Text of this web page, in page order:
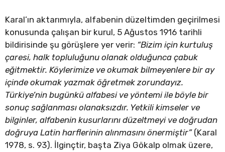
Karal’ın aktarımıyla, alfabenin düzeltimden geçirilmesi
konusunda çalışan bir kurul, 5 Ağustos 1916 tarihli
bildirisinde şu görüşlere yer verir: “Bizim için kurtuluş
çaresi, halk topluluğunu olanak olduğunca çabuk
eğitmektir. Köylerimize ve okumak bilmeyenlere bir ay
içinde okumak yazmak öğretmek zorundayız.
Türkiye’nin bugünkü alfabesi ve yöntemi ile böyle bir
sonuç sağlanması olanaksızdır. Yetkili kimseler ve
bilginler, alfabenin kusurlarını düzeltmeyi ve doğrudan
doğruya Latin harflerinin alınmasını önermiştir”(Karal
1978, s. 93). İlginçtir, başta Ziya Gökalp olmak üzere,